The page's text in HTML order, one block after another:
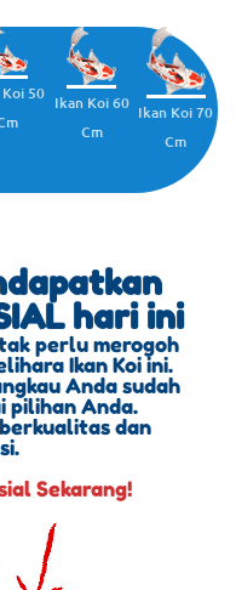
50 Ikan Koi 60
Cm
Ikan Koi 70
Cm
hari ini
perlu merogoh
Ikan Koi ini.
Anda sudah
pilihan Anda.
dan
Sekarang!